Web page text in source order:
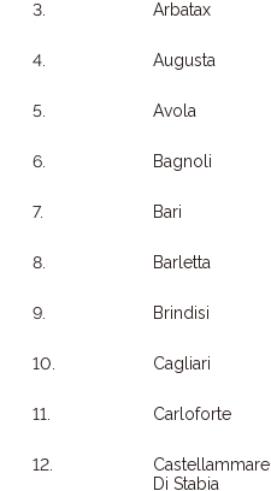
3. Arbatax
4.
Augusta
5.
Avola
6.
Bagnoli
7.
Bari
8.
Barletta
9.
Brindisi
10.
Cagliari
11.
Carloforte
12.
Castellammare
Di Stabia